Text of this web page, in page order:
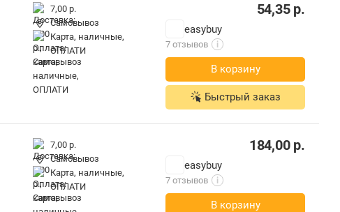
7,00 р.
Самовывоз
карта, наличные,
ОПЛАТИ
54,35р.
easybuy
7 отзывов i
В корзину
Быстрый заказ
7,00 р.
Самовывоз
карта, наличные,
ОПЛАТИ
184,00р.
easybuy
7 отзывов i
В корзину